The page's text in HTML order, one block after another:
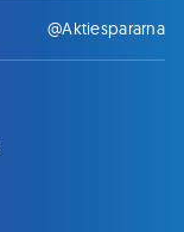
@Aktiespararna